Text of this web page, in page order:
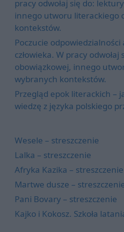
pracy odwołaj się do:
innego utworu literackiego
kontekstów.
Poczucie
człowieka. W pracy
obowiązkowej, innego
wybranych kontekstów.
Przegląd epok literackich –
wiedzę z języka polskiego
Wesele – streszczenie
Lalka – streszczenie
Afryka Kazika – streszczenie
Martwe dusze –
Pani Bovary – streszczenie
Kajko i Kokosz. Szkoła